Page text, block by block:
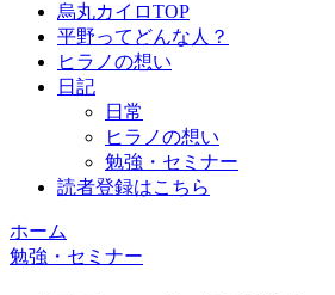
烏丸カイロTOP
平野ってどんな人？
ヒラノの想い
日記
日常
ヒラノの想い
勉強・セミナー
読者登録はこちら
ホーム
勉強・セミナー